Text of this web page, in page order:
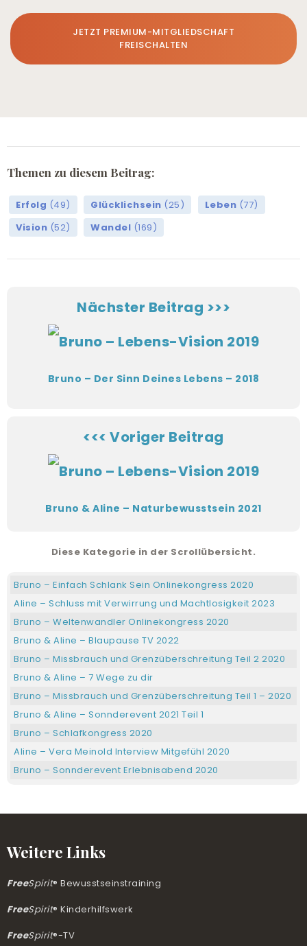
JETZT PREMIUM-MITGLIEDSCHAFT
FREISCHALTEN
Themen zu diesem Beitrag:
Erfolg (49) Glücklichsein (25) Leben (77)
Vision (52) Wandel (169)
Nächster Beitrag >>>
Bruno – Der Sinn Deines Lebens – 2018
<<< Voriger Beitrag
Bruno & Aline – Naturbewusstsein 2021
Diese Kategorie in der Scrollübersicht.
Bruno – Einfach Schlank Sein Onlinekongress 2020
Aline – Schluss mit Verwirrung und Machtlosigkeit 2023
Bruno – Weltenwandler Onlinekongress 2020
Bruno & Aline – Blaupause TV 2022
Bruno – Missbrauch und Grenzüberschreitung Teil 2 2020
Bruno & Aline – 7 Wege zu dir
Bruno – Missbrauch und Grenzüberschreitung Teil 1 – 2020
Bruno & Aline – Sonnderevent 2021 Teil 1
Bruno – Schlafkongress 2020
Aline – Vera Meinold Interview Mitgefühl 2020
Bruno – Sonnderevent Erlebnisabend 2020
Bruno & Aline – Finde Deinen Herzpartner 2022
Bruno – Wie bewusst sind wir wirklich – Elena Fornol 2017
Bruno – Geistheilungs-Kongress 2020
Aline – Aline Brandstetter hautnah im Interview – Janine
Weitere Links
FreeSpirit® Bewusstseinstraining
FreeSpirit® Kinderhilfswerk
FreeSpirit®-TV